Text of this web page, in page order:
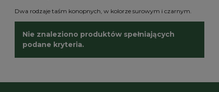
Dwa rodzaje taśm konopnych, w kolorze surowym i czarnym.
Nie znaleziono produktów spełniających
podane kryteria.